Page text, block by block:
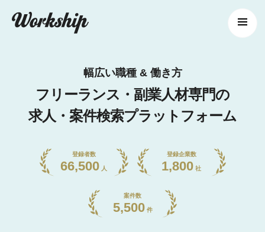
幅広い職種 & 働き方
フリーランス・副業人材専門の
求人・案件検索プラットフォーム
登録者数
66,500 人
登録企業数
1,800 社
案件数
5,500 件